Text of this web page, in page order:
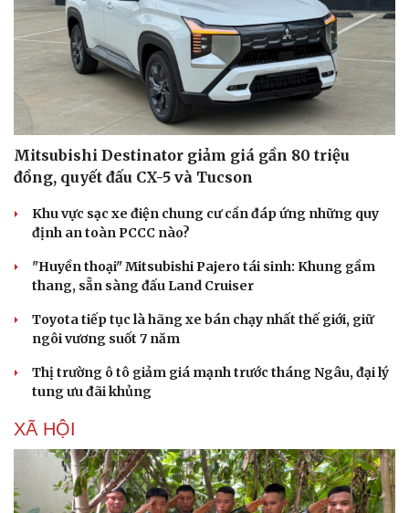
Sức khỏe
Dinh dưỡng - món ngon
Cây thuốc
Nhi khoa
Nam khoa
Phòng mạch online
Ăn sạch sống khỏe
Nhà đẹp
Blog
Mitsubishi Destinator giảm giá gần 80 triệu
đồng, quyết đấu CX-5 và Tucson
Khu vực sạc xe điện chung cư cần đáp ứng những quy
định an toàn PCCC nào?
"Huyền thoại" Mitsubishi Pajero tái sinh: Khung gầm
thang, sẵn sàng đấu Land Cruiser
Toyota tiếp tục là hãng xe bán chạy nhất thế giới, giữ
ngôi vương suốt 7 năm
Thị trường ô tô giảm giá mạnh trước tháng Ngâu, đại lý
tung ưu đãi khủng
XÃ HỘI